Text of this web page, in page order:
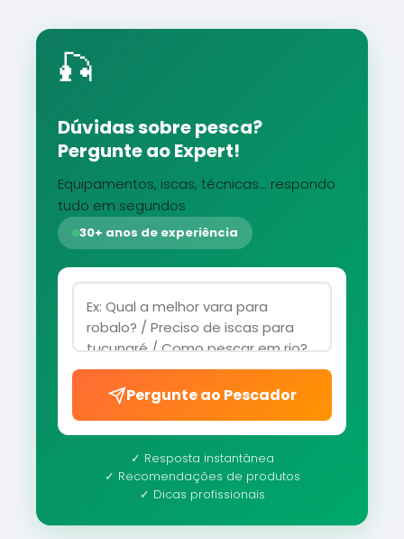
🎣
Dúvidas sobre pesca?
Pergunte ao Expert!
Equipamentos, iscas, técnicas... respondo
tudo em segundos
30+ anos de experiência
Pergunte ao Pescador
✓ Resposta instantânea
✓ Recomendações de produtos
✓ Dicas profissionais